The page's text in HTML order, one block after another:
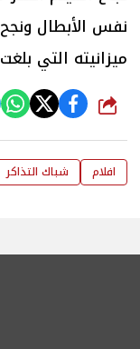
ميزانيته التي بلغت 110 مليون دولار.
شارك
افلام شباك التذاكر